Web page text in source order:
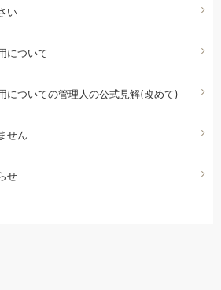
い
について
についての管理人の公式見解(改めて)
せん
せ